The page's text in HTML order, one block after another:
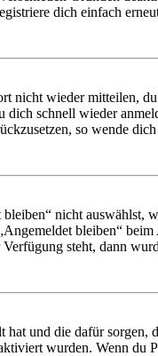
dich einfach
nicht wieder mitteilen,
dich schnell wieder
so wende
nicht auswählst,
bleiben“
steht, dann
und die dafür
wurden. Wenn